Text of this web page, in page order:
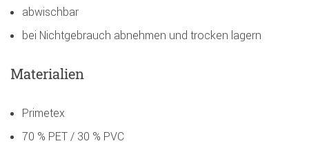
abwischbar
bei Nichtgebrauch abnehmen und trocken lagern
Materialien
Primetex
70 % PET / 30 % PVC